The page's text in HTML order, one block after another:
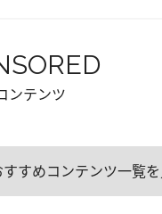
ンテンツ
すすめコンテンツ一覧